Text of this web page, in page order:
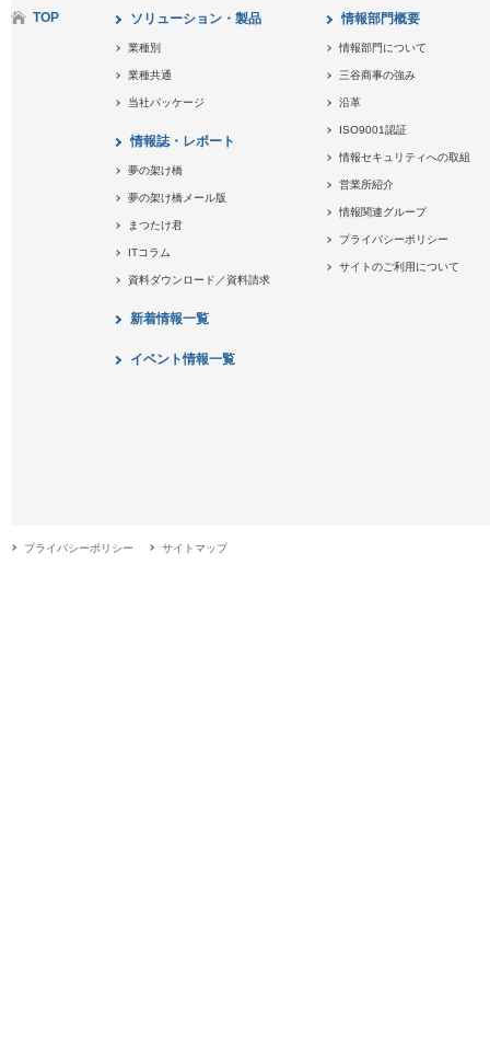
TOP ソリューション・製品
業種別
業種共通
当社パッケージ
情報誌・レポート
夢の架け橋
夢の架け橋メール版
まつたけ君
ITコラム
資料ダウンロード／資料請求
新着情報一覧
イベント情報一覧
情報部門概要
情報部門について
三谷商事の強み
沿革
ISO9001認証
情報セキュリティへの取組
営業所紹介
情報関連グループ
プライバシーポリシー
サイトのご利用について
プライバシーポリシー サイトマップ